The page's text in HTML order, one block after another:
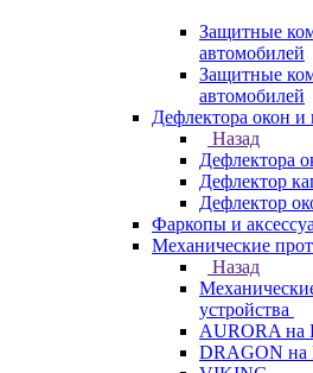
Защитные
автомобилей
Защитные
автомобилей
Дефлектора окон и
Назад
Дефлектора
Дефлектор
Дефлектор
Фаркопы и
Механические
Назад
устройства
AURORA
DRAGON на